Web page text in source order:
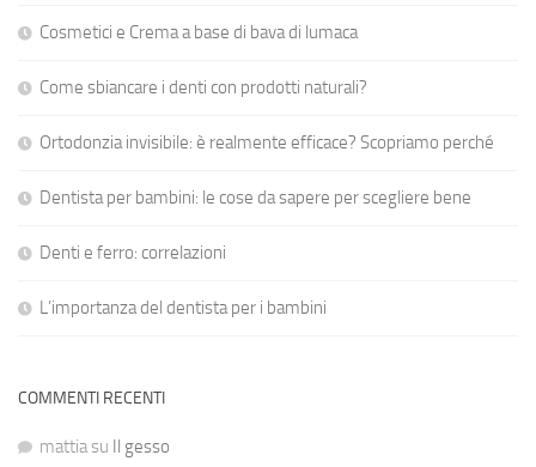
Cosmetici e Crema a base di bava di lumaca
Come sbiancare i denti con prodotti naturali?
Ortodonzia invisibile: è realmente efficace? Scopriamo perché
Dentista per bambini: le cose da sapere per scegliere bene
Denti e ferro: correlazioni
L’importanza del dentista per i bambini
COMMENTI RECENTI
mattiasu Il gesso